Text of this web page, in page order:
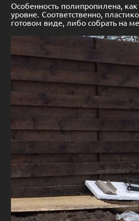
Особенность полипропилена,
уровне. Соответственно,
готовом виде, либо собрать на